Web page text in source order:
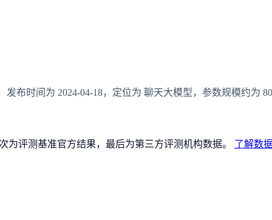
发布时间为 2024-04-18，定位为 聊天大模型，参数规模约为
为评测基准官方结果，最后为第三方评测机构数据。 了解数